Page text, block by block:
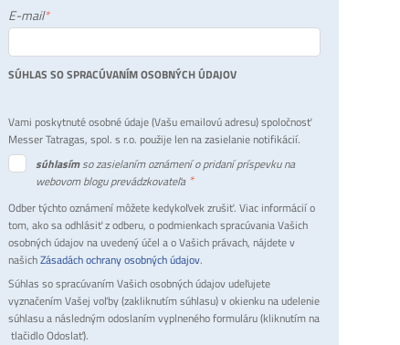
E-mail*
SÚHLAS SO SPRACÚVANÍM OSOBNÝCH ÚDAJOV
Vami poskytnuté osobné údaje (Vašu emailovú adresu) spoločnosť
Messer Tatragas, spol. s r.o. použije len na zasielanie notifikácií.
súhlasímso zasielaním oznámení o pridaní príspevku na
webovom blogu prevádzkovateľa *
Odber týchto oznámení môžete kedykoľvek zrušiť. Viac informácií o
tom, ako sa odhlásiť z odberu, o podmienkach spracúvania Vašich
osobných údajov na uvedený účel a o Vašich právach, nájdete v
našichZásadách ochrany osobných údajov.
Súhlas so spracúvaním Vašich osobných údajov udeľujete
vyznačením Vašej voľby (zakliknutím súhlasu) v okienku na udelenie
súhlasu a následným odoslaním vyplneného formuláru (kliknutím na
tlačidlo Odoslať).